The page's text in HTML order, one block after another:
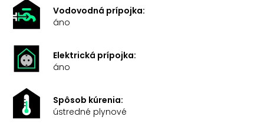
Vodovodná prípojka:
áno
Elektrická prípojka:
áno
Spôsob kúrenia:
ústredné plynové